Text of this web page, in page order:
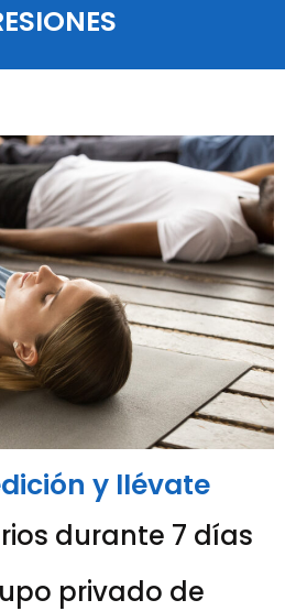
y llévate
durante 7 días
privado de